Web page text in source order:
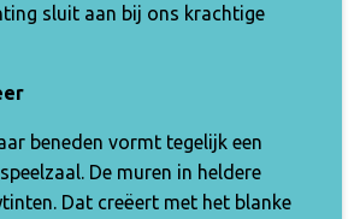
sluit aan bij ons krachtige
beneden vormt tegelijk een
De muren in heldere
Dat creëert met het blanke